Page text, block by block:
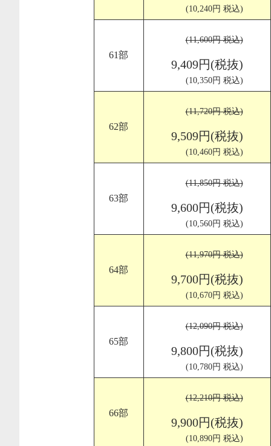
(10,240円 税込)
61部
(11,600円 税込)
9,409円(税抜)
(10,350円 税込)
62部
(11,720円 税込)
9,509円(税抜)
(10,460円 税込)
63部
(11,850円 税込)
9,600円(税抜)
(10,560円 税込)
64部
(11,970円 税込)
9,700円(税抜)
(10,670円 税込)
65部
(12,090円 税込)
9,800円(税抜)
(10,780円 税込)
66部
(12,210円 税込)
9,900円(税抜)
(10,890円 税込)